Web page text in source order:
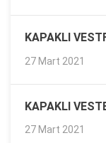
KAPAKLI
27 Mart 2021
KAPAKLI
27 Mart 2021